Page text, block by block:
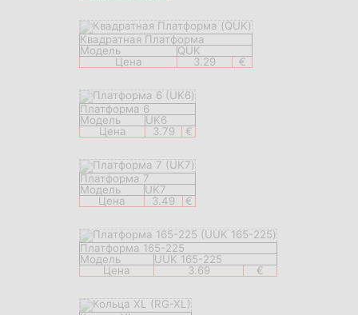
Квадратная Платформа
Модель
QUK
Цена
3.29 €
Платформа 6
Модель
UK6
Цена
3.79 €
Платформа 7
Модель
UK7
Цена
3.49 €
Платформа 165-225
Модель
UUK 165-225
Цена
3.69 €